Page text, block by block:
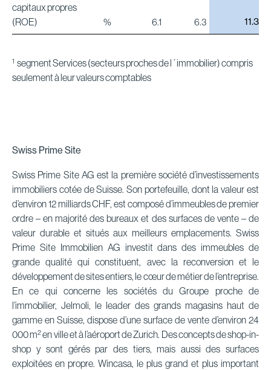
capitaux propres
(ROE)
% 6.1 6.3 11.3
1 segment Services (secteurs proches de l´immobilier) compris
seulement à leur valeurs comptables
Swiss Prime Site
Swiss Prime Site AG est la première société d’investissements
immobiliers cotée de Suisse. Son portefeuille, dont la valeur est
d’environ 12 milliards CHF, est composé d’immeubles de premier
ordre – en majorité des bureaux et des surfaces de vente – de
valeur durable et situés aux meilleurs emplacements. Swiss
Prime Site Immobilien AG investit dans des immeubles de
grande qualité qui constituent, avec la reconversion et le
développement de sites entiers, le cœur de métier de l’entreprise.
En ce qui concerne les sociétés du Groupe proche de
l’immobilier, Jelmoli, le leader des grands magasins haut de
gamme en Suisse, dispose d’une surface de vente d’environ 24
000 m2en ville et à l’aéroport de Zurich. Des concepts de shop-in-
shop y sont gérés par des tiers, mais aussi des surfaces
exploitées en propre. Wincasa, le plus grand et plus important